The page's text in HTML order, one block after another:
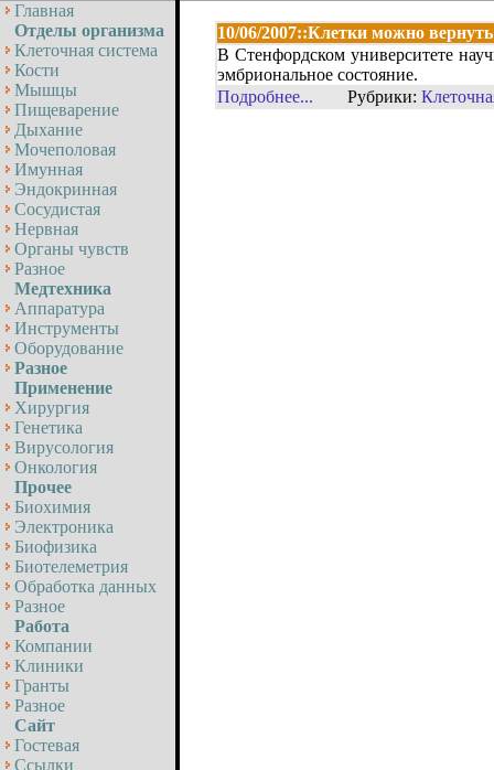
Главная
Отделы организма
Клеточная система
Кости
Мышцы
Пищеварение
Дыхание
Мочеполовая
Имунная
Эндокринная
Сосудистая
Нервная
Органы чувств
Разное
Медтехника
Аппаратура
Инструменты
Оборудование
Разное
Применение
Хирургия
Генетика
Вирусология
Онкология
Прочее
Биохимия
Электроника
Биофизика
Биотелеметрия
Обработка данных
Разное
Работа
Компании
Клиники
Гранты
Разное
Сайт
Гостевая
Ссылки
10/06/2007::Клетки можно
В Стенфордском университете
эмбриональное состояние.
Подробнее...
Рубрики: